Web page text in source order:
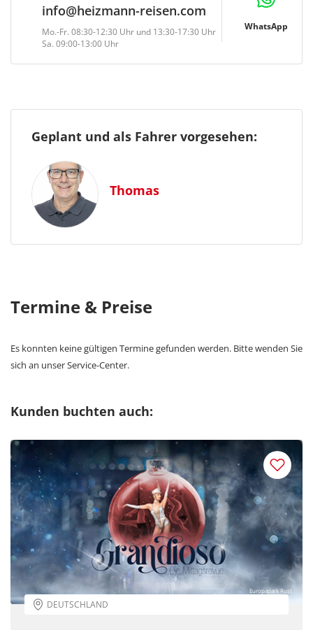
info@heizmann-reisen.com
Mo.-Fr. 08:30-12:30 Uhr und 13:30-17:30 Uhr
Sa. 09:00-13:00 Uhr
WhatsApp
Geplant und als Fahrer vorgesehen:
Thomas
Termine & Preise
Es konnten keine gültigen Termine gefunden werden. Bitte wenden Sie
sich an unser Service-Center.
Kunden buchten auch:
Europapark Rust
DEUTSCHLAND